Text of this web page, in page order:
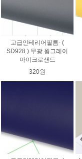
고급인테리어필름- (
SD928 ) 무광 웜그레이
마이크로샌드
320원